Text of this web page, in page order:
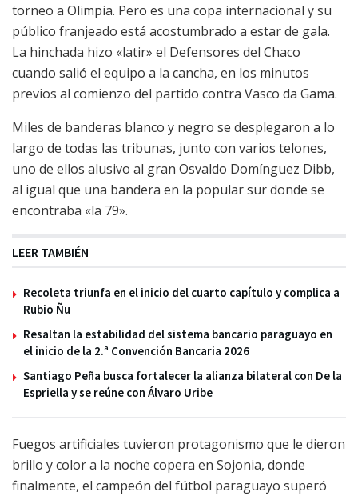
torneo a Olimpia. Pero es una copa internacional y su
público franjeado está acostumbrado a estar de gala.
La hinchada hizo «latir» el Defensores del Chaco
cuando salió el equipo a la cancha, en los minutos
previos al comienzo del partido contra Vasco da Gama.
Miles de banderas blanco y negro se desplegaron a lo
largo de todas las tribunas, junto con varios telones,
uno de ellos alusivo al gran Osvaldo Domínguez Dibb,
al igual que una bandera en la popular sur donde se
encontraba «la 79».
LEER TAMBIÉN
Recoleta triunfa en el inicio del cuarto capítulo y complica a
Rubio Ñu
Resaltan la estabilidad del sistema bancario paraguayo en
el inicio de la 2.ª Convención Bancaria 2026
Santiago Peña busca fortalecer la alianza bilateral con De la
Espriella y se reúne con Álvaro Uribe
Fuegos artificiales tuvieron protagonismo que le dieron
brillo y color a la noche copera en Sojonia, donde
finalmente, el campeón del fútbol paraguayo superó